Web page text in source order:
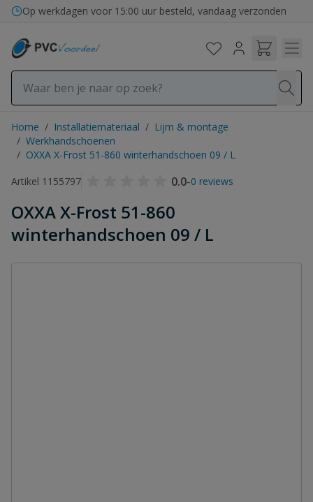
Ga naar de inhoud
Op werkdagen voor 15:00 uur besteld, vandaag verzonden
Home / Installatiemateriaal / Lijm & montage
/ Werkhandschoenen
/ OXXA X-Frost 51-860 winterhandschoen 09 / L
Artikel 1155797
0.0-0 reviews
OXXA X-Frost 51-860
winterhandschoen 09 / L